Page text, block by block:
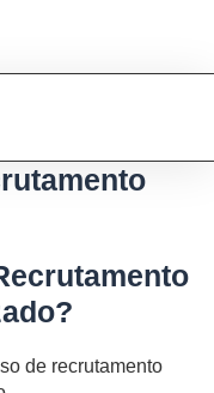
de recrutamento